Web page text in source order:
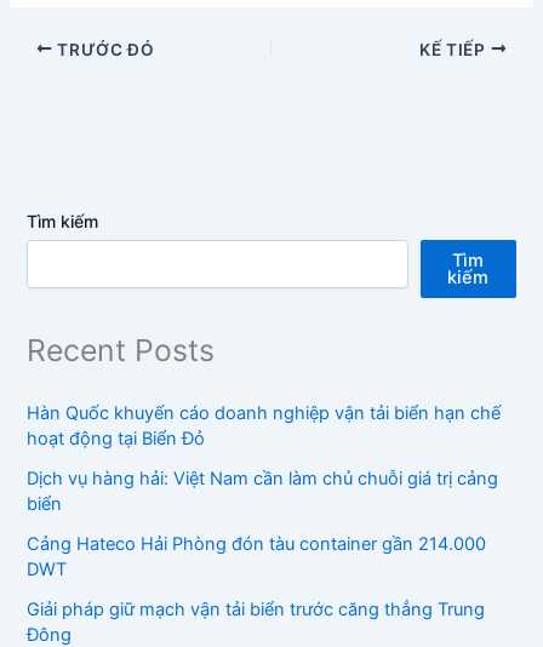
TRƯỚC ĐÓ KẾ TIẾP
Tìm kiếm
Tìm
kiếm
Recent Posts
Hàn Quốc khuyến cáo doanh nghiệp vận tải biển hạn chế
hoạt động tại Biển Đỏ
Dịch vụ hàng hải: Việt Nam cần làm chủ chuỗi giá trị cảng
biển
Cảng Hateco Hải Phòng đón tàu container gần 214.000
DWT
Giải pháp giữ mạch vận tải biển trước căng thẳng Trung
Đông